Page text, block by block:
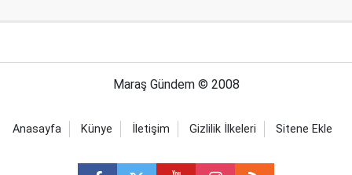
Maraş Gündem © 2008
Anasayfa Künye İletişim Gizlilik İlkeleri Sitene Ekle